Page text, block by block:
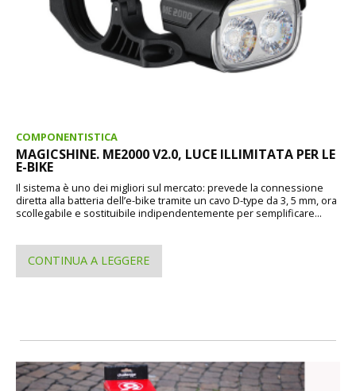
COMPONENTISTICA
MAGICSHINE. ME2000 V2.0, LUCE ILLIMITATA PER LE
E-BIKE
Il sistema è uno dei migliori sul mercato: prevede la connessione
diretta alla batteria dell’e-bike tramite un cavo D-type da 3, 5 mm, ora
scollegabile e sostituibile indipendentemente per semplificare...
CONTINUA A LEGGERE